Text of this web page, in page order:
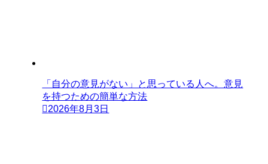
「自分の意見がない」と思っている人へ。意見
を持つための簡単な方法
2026年8月3日